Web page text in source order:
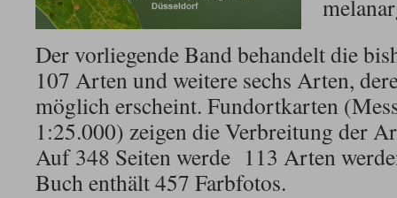
Der vorliegende Band behandelt die
107 Arten und weitere sechs Arten,
möglich erscheint. Fundortkarten
1:25.000) zeigen die Verbreitung der
Auf 348 Seiten werde 113 Arten
Buch enthält 457 Farbfotos.